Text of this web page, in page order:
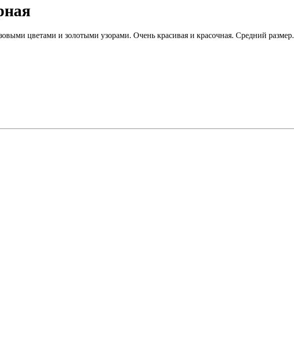
цветами и золотыми узорами. Очень красивая и красочная. Средний размер.